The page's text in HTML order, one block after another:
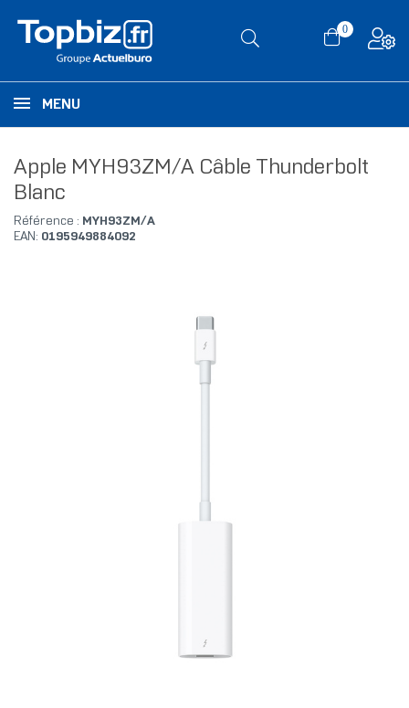
0
MENU
Apple MYH93ZM/A Câble Thunderbolt
Blanc
Référence : MYH93ZM/A
EAN: 0195949884092